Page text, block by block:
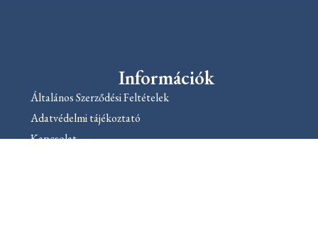
Információk
Általános Szerződési Feltételek
Adatvédelmi tájékoztató
Kapcsolat